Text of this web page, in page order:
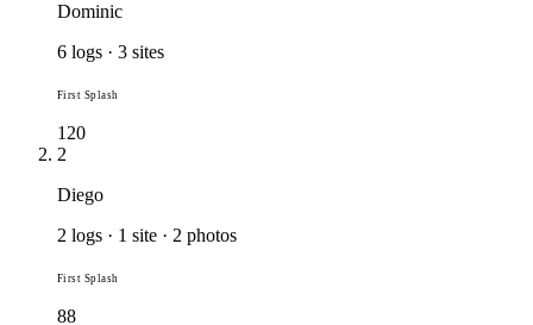
Dominic
6 logs · 3 sites
First Splash
120
2
Diego
2 logs · 1 site · 2 photos
First Splash
88